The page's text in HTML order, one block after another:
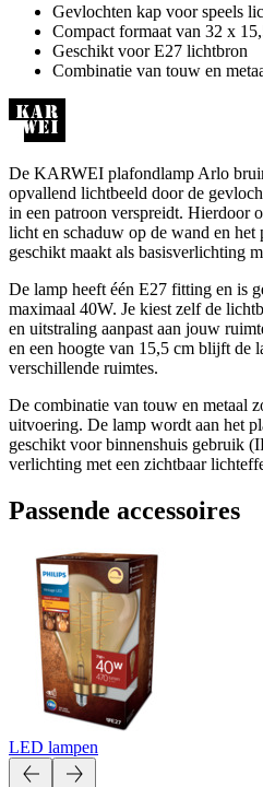
Gevlochten kap voor speels
Compact formaat van 32 x
Geschikt voor E27 lichtbron
Combinatie van touw en
De KARWEI plafondlamp Arlo
opvallend lichtbeeld door de
in een patroon verspreidt. Hierdoor
licht en schaduw op de wand en het
geschikt maakt als basisverlichting
De lamp heeft één E27 fitting en is
maximaal 40W. Je kiest zelf de
en uitstraling aanpast aan jouw
en een hoogte van 15,5 cm blijft de
verschillende ruimtes.
De combinatie van touw en metaal
uitvoering. De lamp wordt aan het
geschikt voor binnenshuis gebruik
verlichting met een zichtbaar
Passende accessoires
LED lampen